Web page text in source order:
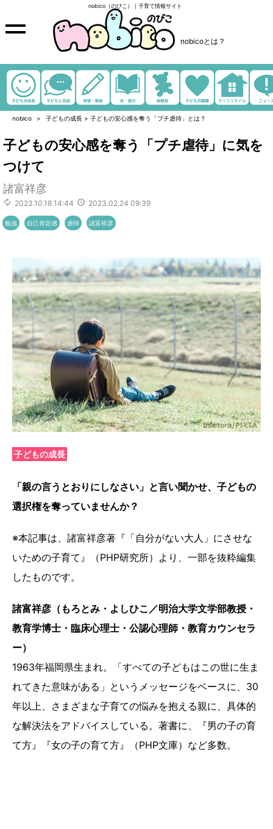
nobico（のびこ）｜子育て情報サイト
nobicoとは？
nobico 子どもの成長 > 子どもの安心感を奪う「プチ虐待」とは？
子どもの安心感を奪う「プチ虐待」に気を
つけて
諸富祥彦
2023.10.18 14:44 2023.02.24 09:39
勉強 自己肯定感 虐待 諸富祥彦
子どもの成長
「親の言うとおりにしなさい」と言い聞かせ、子どもの
選択権を奪っていませんか？
※本記事は、諸富祥彦著『「自分がない大人」にさせな
いための子育て』（PHP研究所）より、一部を抜粋編集
したものです。
諸富祥彦（もろとみ・よしひこ／明治大学文学部教授・
教育学博士・臨床心理士・公認心理師・教育カウンセラ
ー）
1963年福岡県生まれ。「すべての子どもはこの世に生ま
れてきた意味がある」というメッセージをベースに、30
年以上、さまざまな子育ての悩みを抱える親に、具体的
な解決法をアドバイスしている。著書に、『男の子の育
て方』『女の子の育て方』（PHP文庫）など多数。